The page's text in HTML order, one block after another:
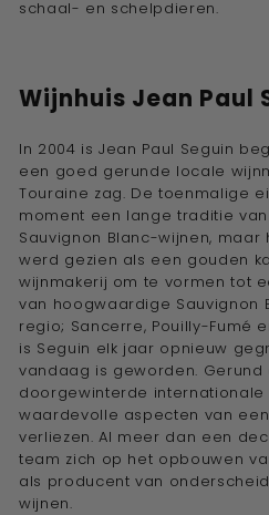
schaal- en schelpdieren.
Wijnhuis Jean Paul
In 2004 is Jean Paul Seguin
een goed gerunde locale
Touraine zag. De toenmalige
moment een lange traditie
Sauvignon Blanc-wijnen,
werd gezien als een gouden
wijnmakerij om te vormen tot
van hoogwaardige Sauvignon
regio; Sancerre, Pouilly-Fumé
is Seguin elk jaar opnieuw
vandaag is geworden.
doorgewinterde
waardevolle aspecten van
verliezen. Al meer dan een
team zich op het opbouwen
als producent van
wijnen.